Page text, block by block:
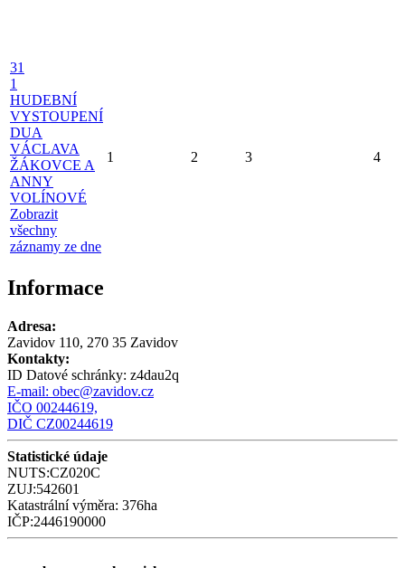
31
1
HUDEBNÍ
VYSTOUPENÍ
DUA
VÁCLAVA
ŽÁKOVCE A
ANNY
VOLÍNOVÉ
Zobrazit
všechny
záznamy ze dne
1 2 3 4
Informace
Adresa:
Zavidov 110, 270 35 Zavidov
Kontakty:
ID Datové schránky: z4dau2q
E-mail: obec@zavidov.cz
IČO 00244619,
DIČ CZ00244619
Statistické údaje
NUTS:CZ020C
ZUJ:542601
Katastrální výměra: 376ha
IČP:2446190000